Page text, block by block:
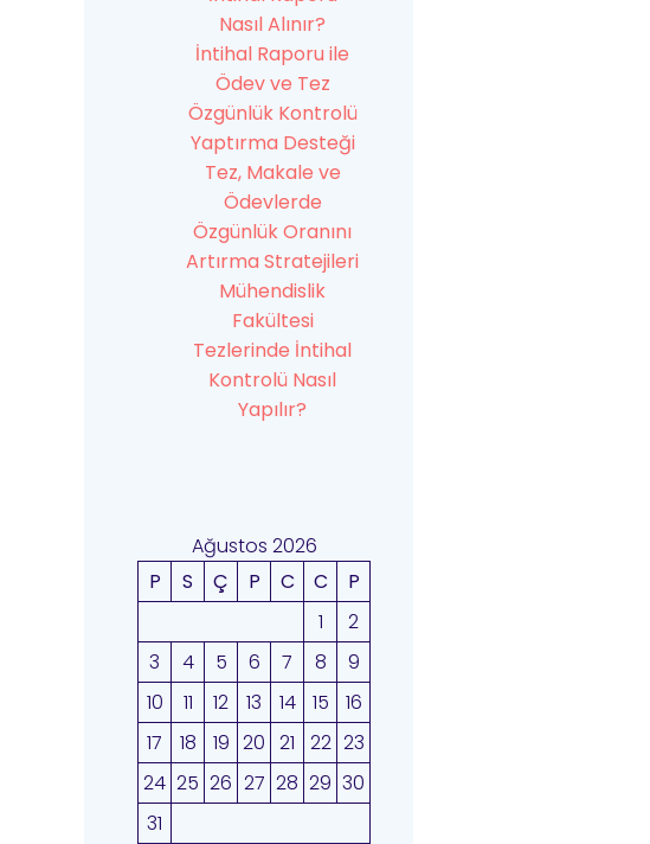
Nasıl Alınır?
İntihal Raporu ile
Ödev ve Tez
Özgünlük Kontrolü
Yaptırma Desteği
Tez, Makale ve
Ödevlerde
Özgünlük Oranını
Artırma Stratejileri
Mühendislik
Fakültesi
Tezlerinde İntihal
Kontrolü Nasıl
Yapılır?
Ağustos 2026
P
S Ç P C C
P
1
2
3
4 5 6 7 8
9
10
11 12 13 14 15
16
17
18 19 20 21 22 23
24 25 26 27 28 29 30
31